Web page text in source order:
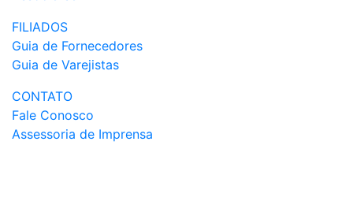
FILIADOS
Guia de Fornecedores
Guia de Varejistas
CONTATO
Fale Conosco
Assessoria de Imprensa